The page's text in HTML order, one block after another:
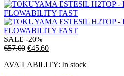
SALE -20%
€57.00 Original
was:
€45.60Η
τιμή
AVAILABILITY: In stock